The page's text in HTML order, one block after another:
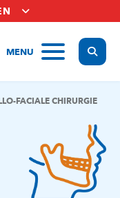
MENU
FACIALE CHIRURGIE